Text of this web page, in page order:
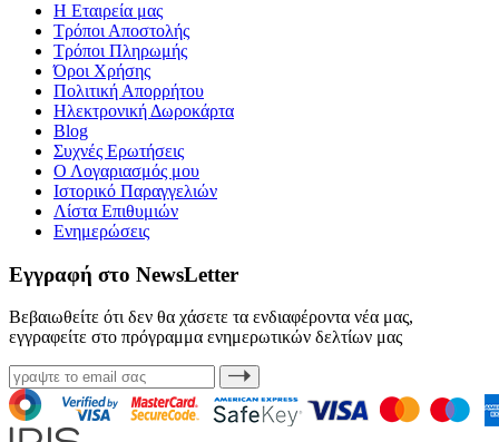
Η Εταιρεία μας
Τρόποι Αποστολής
Τρόποι Πληρωμής
Όροι Χρήσης
Πολιτική Απορρήτου
Ηλεκτρονική Δωροκάρτα
Blog
Συχνές Ερωτήσεις
Ο Λογαριασμός μου
Ιστορικό Παραγγελιών
Λίστα Επιθυμιών
Ενημερώσεις
Εγγραφή στο NewsLetter
Βεβαιωθείτε ότι δεν θα χάσετε τα ενδιαφέροντα νέα μας,
εγγραφείτε στο πρόγραμμα ενημερωτικών δελτίων μας